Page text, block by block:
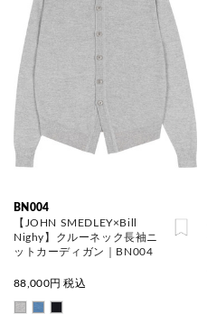
BN004
【JOHN SMEDLEY×Bill
Nighy】クルーネック長袖ニ
ットカーディガン｜BN004
88,000円 税込